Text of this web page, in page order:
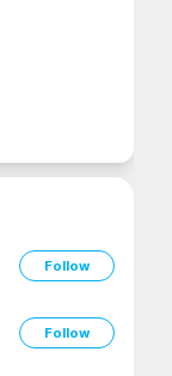
Follow
Follow